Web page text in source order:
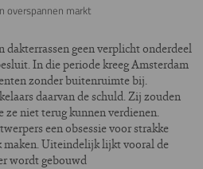
overspannen markt
dakterrassen geen verplicht onderdeel
In die periode kreeg Amsterdam
zonder buitenruimte bij.
daarvan de schuld. Zij zouden
niet terug kunnen verdienen.
een obsessie voor strakke
maken. Uiteindelijk lijkt vooral de
wordt gebouwd